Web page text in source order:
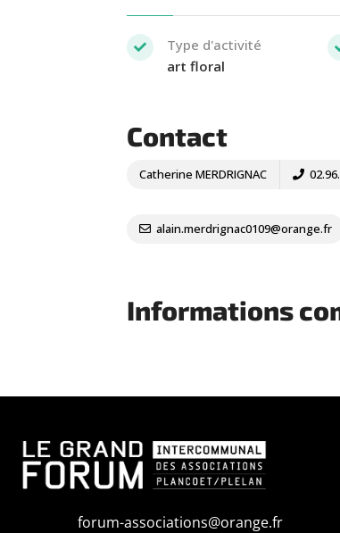
Type d'activité
art floral
Contact
Catherine MERDRIGNAC
alain.merdrignac0109@orange.fr
Informations
forum-associations@orange.fr